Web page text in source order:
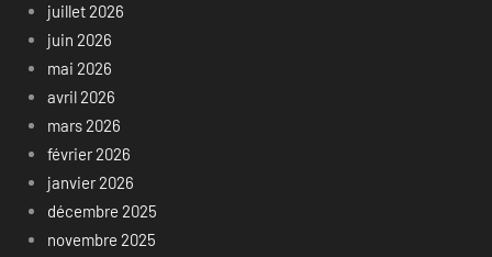
juillet 2026
juin 2026
mai 2026
avril 2026
mars 2026
février 2026
janvier 2026
décembre 2025
novembre 2025